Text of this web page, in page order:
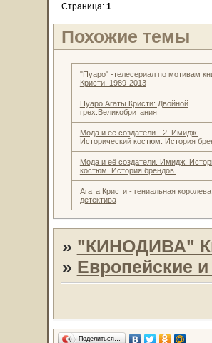
Страница: 1
Похожие темы
"Пуаро" -телесериал по мотивам
Кристи. 1989-2013
Пуаро Агаты Кристи: Двойной
грех.Великобритания
Мода и её создатели - 2. Имидж.
Исторический костюм. История
Мода и её создатели. Имидж.
костюм. История брендов.
Агата Кристи - гениальная королева
детектива
» "КИНОДИВА"
» Европейские
Поделиться…